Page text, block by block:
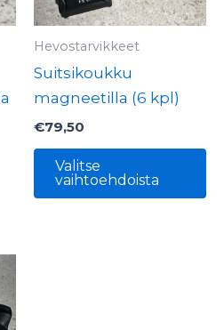
Hevostarvikkeet
Suitsikoukku
magneetilla (6 kpl)
€79,50
Valitse
vaihtoehdoista